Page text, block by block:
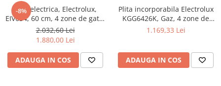
-8%
Plita electrica, Electrolux,
EIV634, 60 cm, 4 zone de gatit,
Negru
2.032,60 Lei
1.880,00 Lei
ADAUGA IN COS
Plita incorporabila Electrolux
KGG6426K, Gaz, 4 zone de
gatit, Aprindere electrica,
Electrolux Vezi toate
produsele
1.169,33 Lei
ADAUGA IN COS